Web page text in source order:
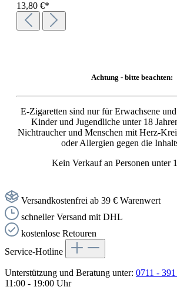
13,80 €*
Achtung - bitte beachten:
E-Zigaretten sind nur für Erwachsene
Kinder und Jugendliche unter 18
Nichtraucher und Menschen mit Herz-
oder Allergien gegen die
Kein Verkauf an Personen unter
Versandkostenfrei ab 39 € Warenwert
schneller Versand mit DHL
kostenlose Retouren
Service-Hotline
Unterstützung und Beratung unter: 0711 -
11:00 - 19:00 Uhr